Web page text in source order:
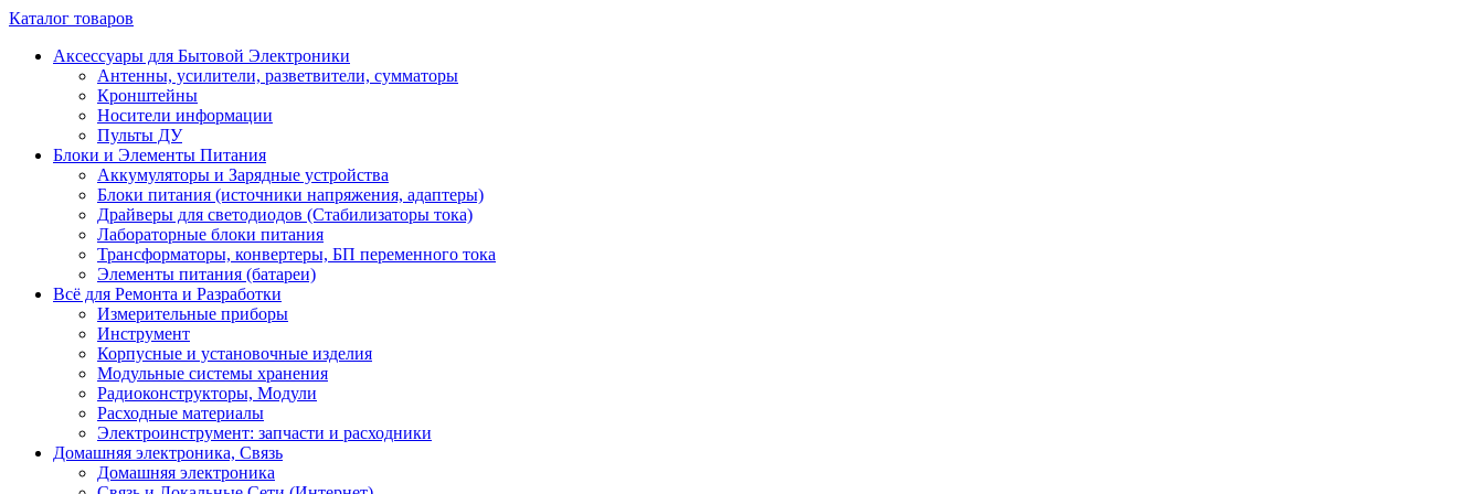
Каталог товаров
Аксессуары для Бытовой Электроники
Антенны, усилители, разветвители, сумматоры
Кронштейны
Носители информации
Пульты ДУ
Блоки и Элементы Питания
Аккумуляторы и Зарядные устройства
Блоки питания (источники напряжения, адаптеры)
Драйверы для светодиодов (Стабилизаторы тока)
Лабораторные блоки питания
Трансформаторы, конвертеры, БП переменного тока
Элементы питания (батареи)
Всё для Ремонта и Разработки
Измерительные приборы
Инструмент
Корпусные и установочные изделия
Модульные системы хранения
Радиоконструкторы, Модули
Расходные материалы
Электроинструмент: запчасти и расходники
Домашняя электроника, Связь
Домашняя электроника